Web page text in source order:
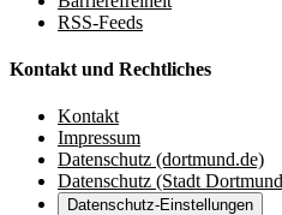
RSS-Feeds
Kontakt und Rechtliches
Kontakt
Impressum
Datenschutz (dortmund.de)
Datenschutz (Stadt
Datenschutz-Einstellungen